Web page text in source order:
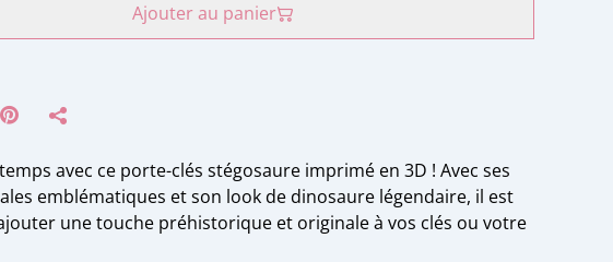
Ajouter au panier
avec ce porte-clés stégosaure imprimé en 3D ! Avec ses
emblématiques et son look de dinosaure légendaire, il est
une touche préhistorique et originale à vos clés ou votre